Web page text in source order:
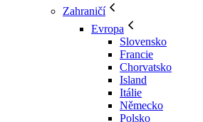
Zahraničí
Evropa
Slovensko
Francie
Chorvatsko
Island
Itálie
Německo
Polsko